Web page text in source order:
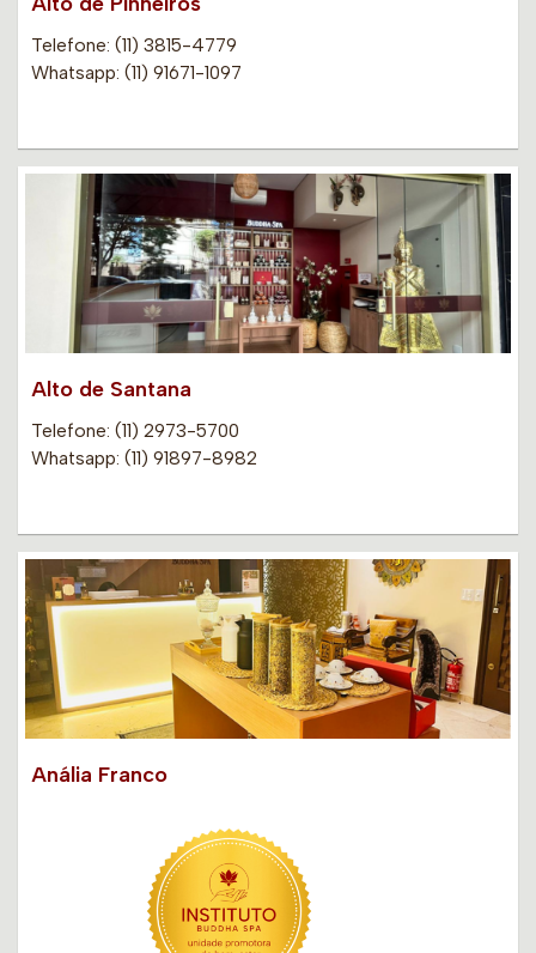
Telefone: (11) 3815-4779
Whatsapp: (11) 91671-1097
Alto de Santana
Telefone: (11) 2973-5700
Whatsapp: (11) 91897-8982
Anália Franco